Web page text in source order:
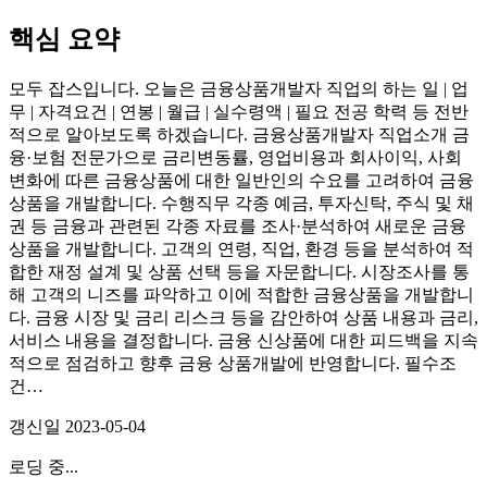
핵심 요약
모두 잡스입니다. 오늘은 금융상품개발자 직업의 하는 일 | 업
무 | 자격요건 | 연봉 | 월급 | 실수령액 | 필요 전공 학력 등 전반
적으로 알아보도록 하겠습니다. 금융상품개발자 직업소개 금
융·보험 전문가으로 금리변동률, 영업비용과 회사이익, 사회
변화에 따른 금융상품에 대한 일반인의 수요를 고려하여 금융
상품을 개발합니다. 수행직무 각종 예금, 투자신탁, 주식 및 채
권 등 금융과 관련된 각종 자료를 조사·분석하여 새로운 금융
상품을 개발합니다. 고객의 연령, 직업, 환경 등을 분석하여 적
합한 재정 설계 및 상품 선택 등을 자문합니다. 시장조사를 통
해 고객의 니즈를 파악하고 이에 적합한 금융상품을 개발합니
다. 금융 시장 및 금리 리스크 등을 감안하여 상품 내용과 금리,
서비스 내용을 결정합니다. 금융 신상품에 대한 피드백을 지속
적으로 점검하고 향후 금융 상품개발에 반영합니다. 필수조
건…
갱신일 2023-05-04
로딩 중...